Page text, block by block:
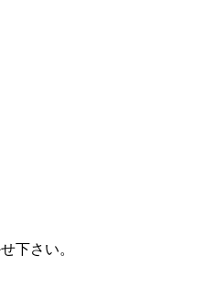
下さい。